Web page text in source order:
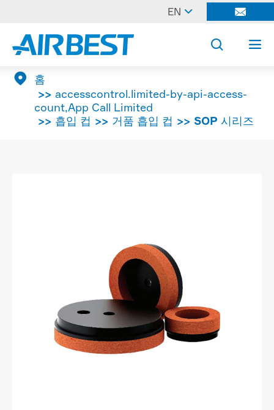
EN  
 

홈
accesscontrol.limited-by-api-access-
count,App Call Limited
흡입 컵
거품 흡입 컵 SOP 시리즈